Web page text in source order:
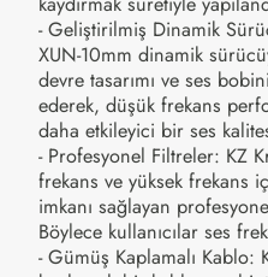
- Geliştirilmiş Dinamik
XUN-10mm dinamik
devre tasarımı ve ses
ederek, düşük frekans
daha etkileyici bir ses
- Profesyonel Filtreler: KZ
frekans ve yüksek frekans
imkanı sağlayan
Böylece kullanıcılar ses
- Gümüş Kaplamalı Kablo: